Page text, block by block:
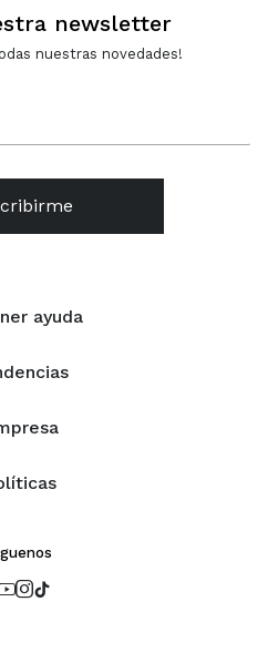
ayuda
newsletter
nuestras novedades!
